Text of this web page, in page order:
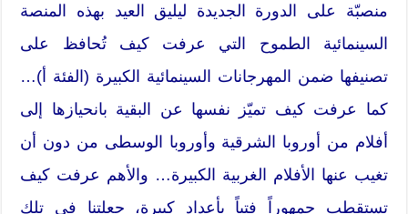
منصبّة على الدورة الجديدة ليليق العيد بهذه المنصة
السينمائية الطموح التي عرفت كيف تُحافظ على
تصنيفها ضمن المهرجانات السينمائية الكبيرة (الفئة أ)…
كما عرفت كيف تميّز نفسها عن البقية بانحيازها إلى
أفلام من أوروبا الشرقية وأوروبا الوسطى من دون أن
تغيب عنها الأفلام الغربية الكبيرة… والأهم عرفت كيف
تستقطب جمهوراً فتياً بأعداد كبيرة، جعلتنا في تلك